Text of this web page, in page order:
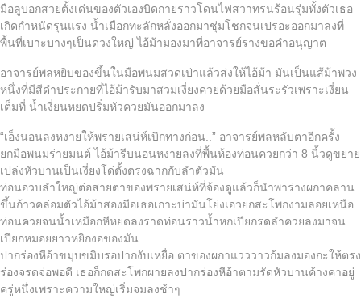
มือลูบอกสวยตั้งเด่นของตัวเองบิดกายราวโดนไฟสวาทรนร้อนรุ่มทั้งตัวเธอ
เกิดกำหนัดรุนแรง น้ำเมือกทะลักหลั่งออกมาชุ่มโชกจนเปรอะออกมาลงที่
พื้นที่เบาะบางๆเป็นดวงใหญ่ ไอ้ม้ามองมาที่อาจารย์รางขอคำอนุญาต
อาจารย์พลหยิบของขึ้นในมือพนมสวดเป่าแล้วส่งให้ไอ้ม้า มันเป็นแส้ม้าพวง
หนึ่งที่มีสีดำประกายที่ไอ้ม้ารับมาสวมเงี่ยงควยด้วยมือสั่นระรัวเพราะเงี่ยน
เต็มที่ น้ำเงี่ยนหยดปริ่มหัวควยมันออกมาลง
“เอ็งนอนลงหงายให้พรายเสน่ห์เบิกทางก่อน..” อาจารย์พลหลับตาอีกครั้ง
ยกมือพนมร่ายมนต์ ไอ้ม้ารีบนอนหงายลงที่พื้นห้องท่อนควยกว่า 8 นิ้วดูขยาย
เปล่งหัวบานเป็นเงี่ยงโด่ตั้งตรงฉากกับลำตัวมัน
ท่อนอวบลำใหญ่ต่อสายตาของพรายเสน่ห์ที่จ้องดูแล้วก็นำพาร่างผกาคลาน
ขึ้นก้าวคล่อมตัวไอ้ม้าสองมือเธอเกาะบ่ามันโย่งเอวยกสะโพกงามลอยเหนือ
ท่อนควยจนน้ำเหมือกหีหยดลงราดท่อนราวน้ำหกเปียกรดลำควยลงมาจน
เปียกหมอยยาวหยิกงอของมัน
ปากร่องหีอ้าขมุบขมิบรอปากงับเหยื่อ ตาของผกาแวววาวก้มลงมองกะให้ตรง
ร่องจรดจ่อพอดี เธอก็กดสะโพกผายลงปากร่องหีอ้าตามรัดหัวบานค้างคาอยู่
ครู่หนึ่งเพราะความใหญ่เริ่มจมลงช้าๆ